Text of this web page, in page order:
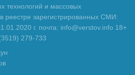
технологий и массовых
реестре зарегистрированных СМИ:
г. почта: info@verstov.info 18+
279-733